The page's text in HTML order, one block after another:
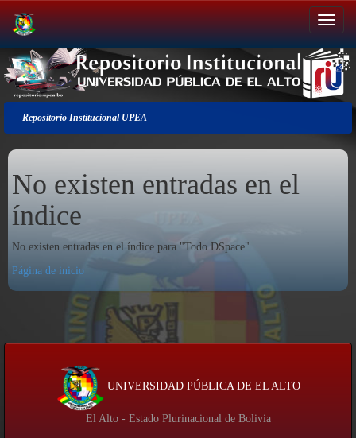
Salir
de
la
navegación
Repositorio Institucional UPEA
No existen entradas en el
índice
No existen entradas en el índice para "Todo DSpace".
Página de inicio
UNIVERSIDAD PÚBLICA DE EL ALTO
El Alto - Estado Plurinacional de Bolivia